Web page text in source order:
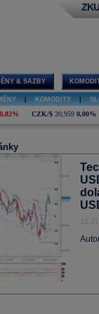
& SAZBY
KOMODITY
CZK/$ 20,959 0,00%